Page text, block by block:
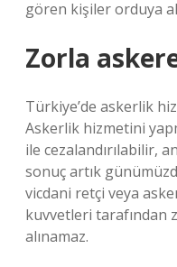
gören kişiler orduya
Zorla
Türkiye’de askerlik
Askerlik hizmetini
ile cezalandırılabilir,
sonuç artık
vicdani retçi veya
kuvvetleri tarafından
alınamaz.